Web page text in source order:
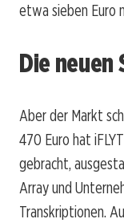
etwa sieben Euro
Die neuen
Aber der Markt
470 Euro hat
gebracht,
Array und
Transkriptionen.